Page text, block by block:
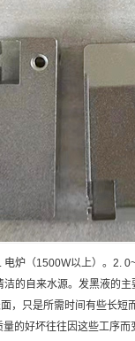
炉（1500W以上）。2.
的自来水源。发黑液的
，只是所需时间有些长短而
的好坏往往因这些工序